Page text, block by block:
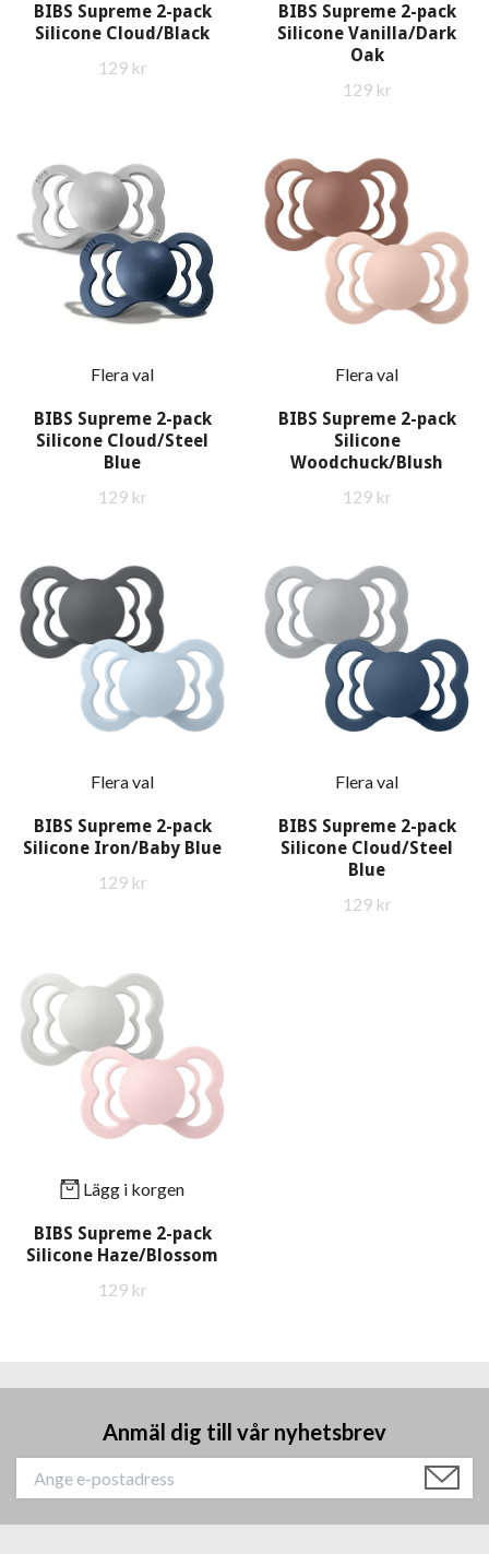
BIBS Supreme 2-pack
Silicone Cloud/Black
129 kr
BIBS Supreme 2-pack
Silicone Vanilla/Dark
Oak
129 kr
Flera val
BIBS Supreme 2-pack
Silicone Cloud/Steel
Blue
129 kr
Flera val
BIBS Supreme 2-pack
Silicone
Woodchuck/Blush
129 kr
Flera val
BIBS Supreme 2-pack
Silicone Iron/Baby Blue
129 kr
Flera val
BIBS Supreme 2-pack
Silicone Cloud/Steel
Blue
129 kr
Lägg i korgen
BIBS Supreme 2-pack
Silicone Haze/Blossom
129 kr
Anmäl dig till vår nyhetsbrev